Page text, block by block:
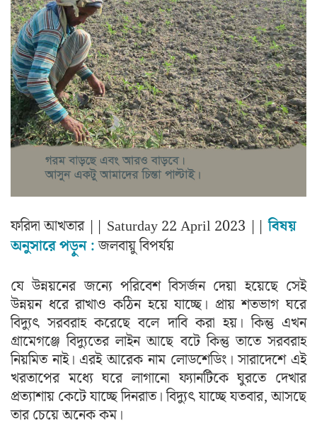
ফরিদা আখতার|| Saturday 22 April 2023 ||বিষয়
অনুসারে পড়ুন :জলবায়ু বিপর্যয়
যে উন্নয়নের জন্যে পরিবেশ বিসর্জন দেয়া হয়েছে সেই
উন্নয়ন ধরে রাখাও কঠিন হয়ে যাচ্ছে। প্রায় শতভাগ ঘরে
বিদ্যুৎ সরবরাহ করেছে বলে দাবি করা হয়। কিন্তু এখন
গ্রামেগঞ্জে বিদ্যুতের লাইন আছে বটে কিন্তু তাতে সরবরাহ
নিয়মিত নাই। এরই আরেক নাম লোডশেডিং। সারাদেশে এই
খরতাপের মধ্যে ঘরে লাগানো ফ্যানটিকে ঘুরতে দেখার
প্রত্যাশায় কেটে যাচ্ছে দিনরাত। বিদ্যুৎ যাচ্ছে যতবার, আসছে
তার চেয়ে অনেক কম।